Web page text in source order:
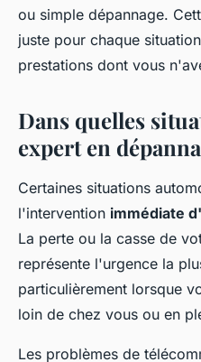
ou simple dépannage.
juste pour chaque
prestations dont vous
Dans quelles
expert en
Certaines situations
l'intervention immédiate
La perte ou la casse de
représente l'urgence la
particulièrement lorsque
loin de chez vous ou en
Les problèmes de